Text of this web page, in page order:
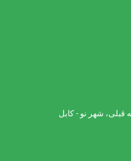
قبلی، شهر نو - کابل